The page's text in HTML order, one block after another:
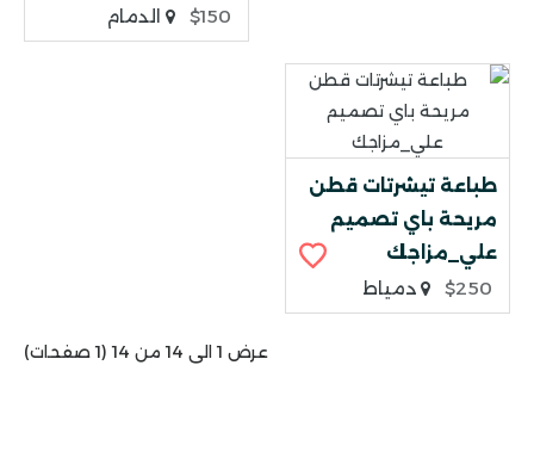
$150
الدمام
طباعة تيشرتات قطن
مريحة باي تصميم
علي_مزاجك
$250
دمياط
عرض 1 الى 14 من 14 (1 صفحات)